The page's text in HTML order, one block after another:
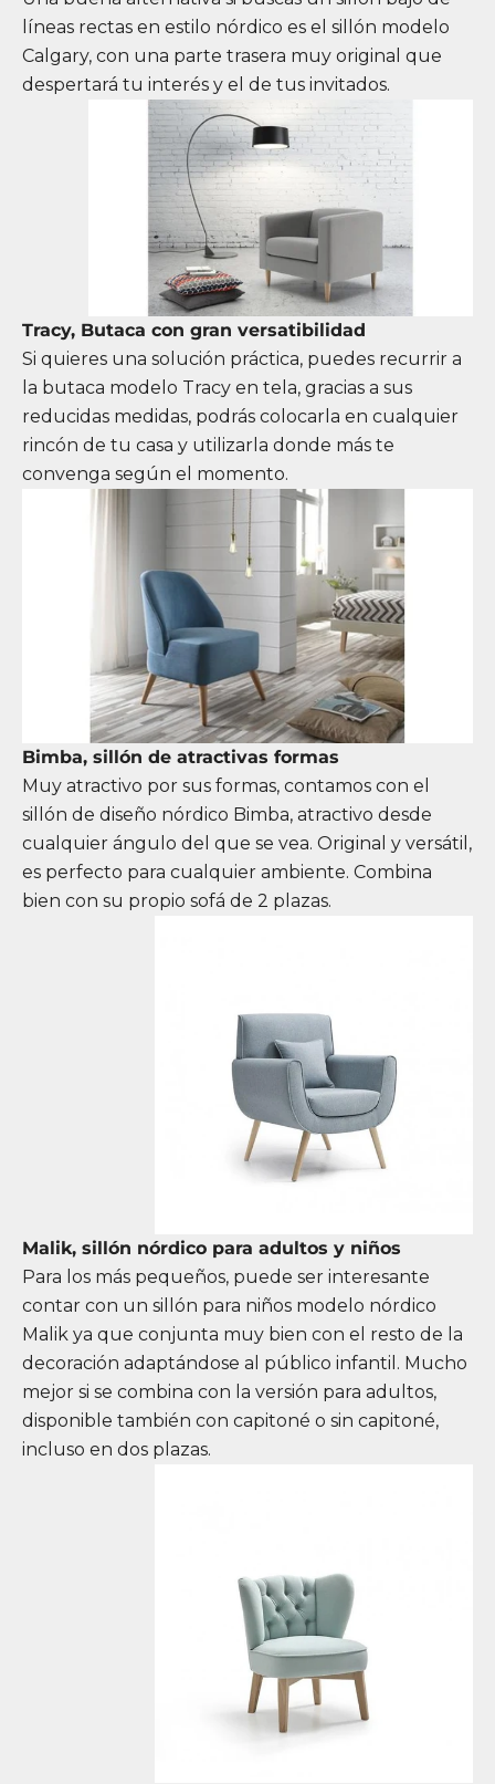
líneas rectas en estilo nórdico es el sillón modelo
Calgary, con una parte trasera muy original que
despertará tu interés y el de tus invitados.
Tracy, Butaca con gran versatibilidad
Si quieres una solución práctica, puedes recurrir a
la butaca modelo Tracy en tela, gracias a sus
reducidas medidas, podrás colocarla en cualquier
rincón de tu casa y utilizarla donde más te
convenga según el momento.
Bimba, sillón de atractivas formas
Muy atractivo por sus formas, contamos con el
sillón de diseño nórdico Bimba, atractivo desde
cualquier ángulo del que se vea. Original y versátil,
es perfecto para cualquier ambiente. Combina
bien con su propio sofá de 2 plazas.
Malik, sillón nórdico para adultos y niños
Para los más pequeños, puede ser interesante
contar con un sillón para niños modelo nórdico
Malik ya que conjunta muy bien con el resto de la
decoración adaptándose al público infantil. Mucho
mejor si se combina con la versión para adultos,
disponible también con capitoné o sin capitoné,
incluso en dos plazas.